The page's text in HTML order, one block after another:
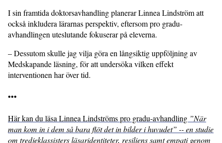
I sin framtida doktorsavhandling planerar Linnea Lindström att
också inkludera lärarnas perspektiv, eftersom pro gradu-
avhandlingen uteslutande fokuserar på eleverna.
– Dessutom skulle jag vilja göra en långsiktig uppföljning av
Medskapande läsning, för att undersöka vilken effekt
interventionen har över tid.
•••
Här kan du läsa Linnea Lindströms pro gradu-avhandling ”När
man kom in i dem så bara flöt det in bilder i huvudet” -- en studie
om tredjeklassisters läsaridentiteter, resiliens samt empati genom